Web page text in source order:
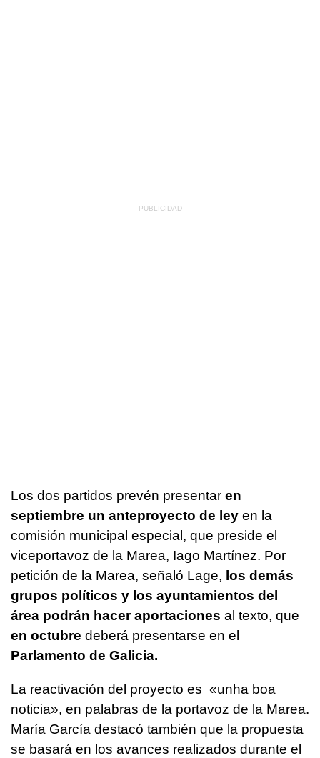
Los dos partidos prevén presentar en
septiembre un anteproyecto de ley en la
comisión municipal especial, que preside el
viceportavoz de la Marea, Iago Martínez. Por
petición de la Marea, señaló Lage, los demás
grupos políticos y los ayuntamientos del
área podrán hacer aportaciones al texto, que
en octubre deberá presentarse en el
Parlamento de Galicia.
La reactivación del proyecto es «unha boa
noticia», en palabras de la portavoz de la Marea.
María García destacó también que la propuesta
se basará en los avances realizados durante el